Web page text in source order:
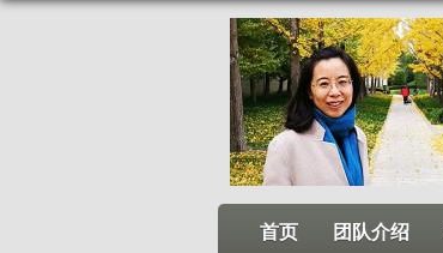
首页 团队介绍